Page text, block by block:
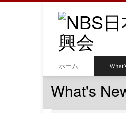
ホーム
What's